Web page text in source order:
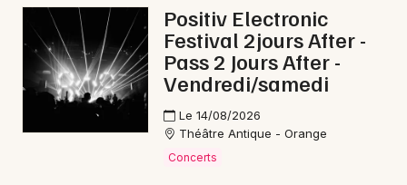
Mon email
Je m'abonne
Positiv Electronic
Festival 2jours After -
Pass 2 Jours After -
Vendredi/samedi
Le 14/08/2026
Théâtre Antique - Orange
Concerts